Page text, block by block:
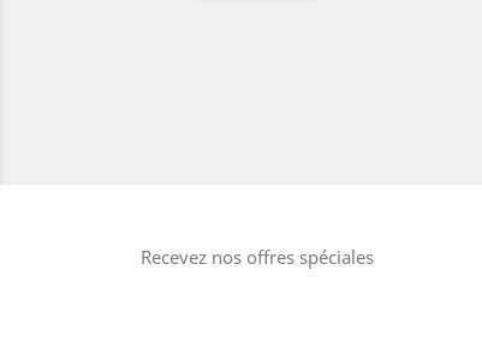
Recevez nos offres spéciales